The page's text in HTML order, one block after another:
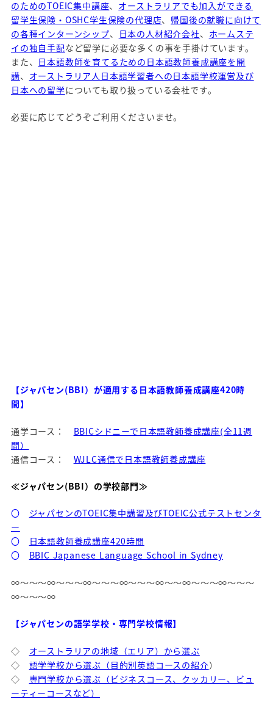
のためのTOEIC集中講座、 オーストラリアでも加入ができる
留学生保険・OSHC学生保険の代理店、 帰国後の就職に向けて
の各種インターンシップ、 日本の人材紹介会社、 ホームステ
イの独自手配など留学に必要な多くの事を手掛けています。
また、 日本語教師を育てるための日本語教師養成講座を開
講、 オーストラリア人日本語学習者への日本語学校運営及び
日本への留学についても取り扱っている会社です。
必要に応じてどうぞご利用くださいませ。
【ジャパセン(BBI）が適用する日本語教師養成講座420時
間】
通学コース： BBICシドニーで日本語教師養成講座(全11週
間）
通信コース： WJLC通信で日本語教師養成講座
≪ジャパセン(BBI）の学校部門≫
〇
ジャパセンのTOEIC集中講習及びTOEIC公式テストセンタ
ー
〇
日本語教師養成講座420時間
〇
BBIC Japanese Language School in Sydney
∞～～～∞～～～∞～～～∞～～～∞～～∞～～～∞～～～
∞～～～∞
【ジャパセンの語学学校・専門学校情報】
◇ オーストラリアの地域（エリア）から選ぶ
◇ 語学学校から選ぶ（目的別英語コースの紹介）
◇ 専門学校から選ぶ（ビジネスコース、クッカリー、ビュ
ーティーコースなど）